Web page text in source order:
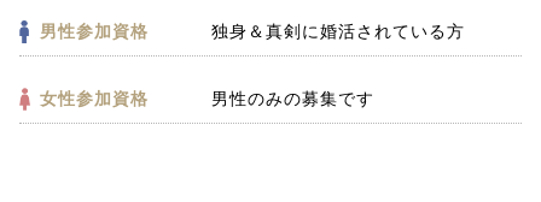
男性参加資格 独身＆真剣に婚活されている方
女性参加資格 男性のみの募集です